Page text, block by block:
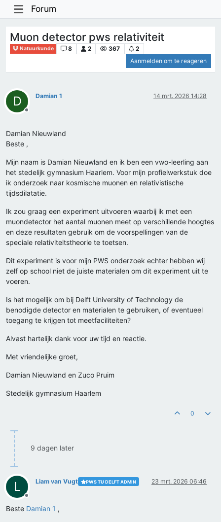
Forum
Muon detector pws relativiteit
Natuurkunde 8 2 367
2
Aanmelden om te reageren
D
Offline
Damian 1 14 mrt. 2026 14:28
Damian Nieuwland​
Beste ,
Mijn naam is Damian Nieuwland en ik ben een vwo-leerling aan
het stedelijk gymnasium Haarlem. Voor mijn profielwerkstuk doe
ik onderzoek naar kosmische muonen en relativistische
tijdsdilatatie.
Ik zou graag een experiment uitvoeren waarbij ik met een
muondetector het aantal muonen meet op verschillende hoogtes
en deze resultaten gebruik om de voorspellingen van de
speciale relativiteitstheorie te toetsen.
Dit experiment is voor mijn PWS onderzoek echter hebben wij
zelf op school niet de juiste materialen om dit experiment uit te
voeren.
Is het mogelijk om bij Delft University of Technology de
benodigde detector en materialen te gebruiken, of eventueel
toegang te krijgen tot meetfaciliteiten?
Alvast hartelijk dank voor uw tijd en reactie.
Met vriendelijke groet,
Damian Nieuwland en Zuco Pruim
Stedelijk gymnasium Haarlem
0
9 dagen later
L
Offline
Liam van Vugt PWS TU DELFT ADMIN 23 mrt. 2026 06:46
Beste Damian 1 ,